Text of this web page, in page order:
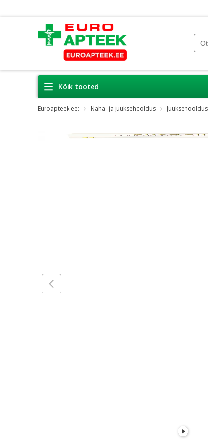
Kõik tooted
Euroapteek.ee: Naha- ja juuksehooldus Juuksehooldus